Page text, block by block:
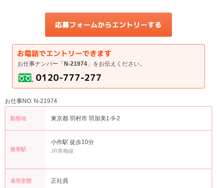
お仕事ナンバー「 N-21974 」をお伝えください。
お仕事NO. N-21974
勤務地 東京都 羽村市 羽加美1-9-2
最寄駅
小作駅 徒歩10分
JR青梅線
雇用形態 正社員